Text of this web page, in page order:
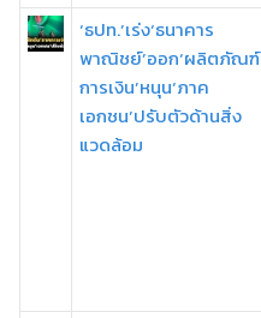
‘ธปท.’เร่ง‘ธนาคาร
พาณิชย์’ออก‘ผลิตภัณฑ์
การเงิน’หนุน‘ภาค
เอกชน’ปรับตัวด้านสิ่ง
แวดล้อม